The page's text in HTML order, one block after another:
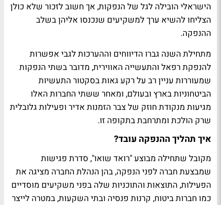
הישראלי הובילה לגל של הנפקות, אך חשוב לזכור שלא כולן
הצליחו להשיא ערך למשקיעים שנכנסו אליהן בשלב
ההנפקה.
מתחילת השנה גברו הדיווחים וההערכות לגבי אפשרות
להנפקת רפאל והתעשייה האווירית, מדובר בשתי הנפקות
שמעוררות עניין רב על רקע גאות בסקטור התעשיות
הביטחוניות בארץ ובעולם, ומאחר ששתי החברות האלו
מגיעות מנקודת חוזק של צבר הזמנות אדיר ופעילות גלובלית
שרק הולכת ומתרחבת בתקופה זו.
איך תהליך ההנפקה עובד?
מקובל שתחילה מבוצע "רואד שואו", סדרת פגישות
שמבצעת חברה לפני הנפקה, בהן הנהלת החברה מציגה את
הפעילות, התוצאות והתוכניות שלה בפני משקיעים מוסדיים
כמו חברות ביטוח, קרנות פנסיה ובתי השקעות, במטרה לייצר